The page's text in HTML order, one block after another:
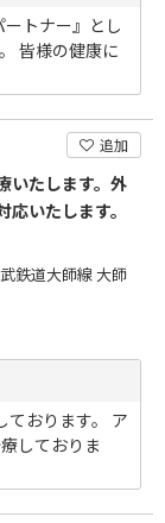
トナー』とし
皆様の健康に
追加
いたします。外
いたします。
鉄道大師線 大師
ております。 ア
しておりま